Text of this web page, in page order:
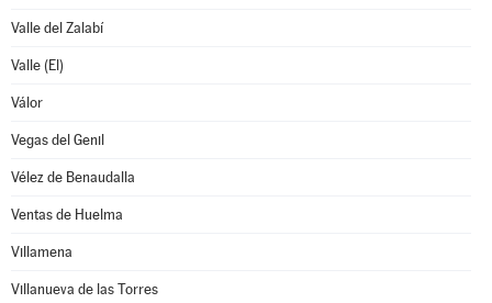
Valle del Zalabí
Valle (El)
Válor
Vegas del Genil
Vélez de Benaudalla
Ventas de Huelma
Villamena
Villanueva de las Torres